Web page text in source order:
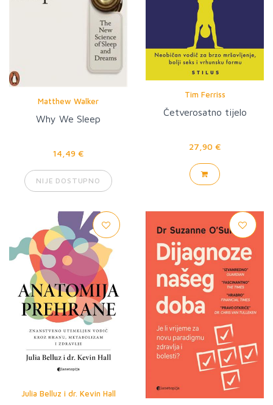
Matthew Walker
Why We Sleep
14,49 €
NIJE DOSTUPNO
Tim Ferriss
Četverosatno tijelo
27,90 €
Julia Belluz i dr. Kevin Hall